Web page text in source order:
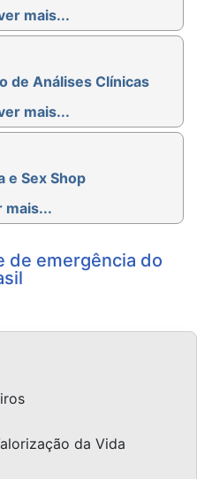
mais...
de Análises Clínicas
mais...
e Sex Shop
mais...
de emergência do
da Vida